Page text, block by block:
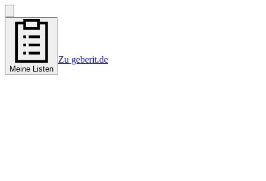
Meine Listen
Zu geberit.de